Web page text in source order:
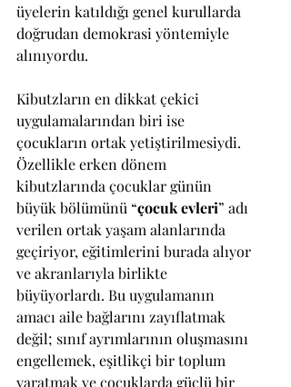
üyelerin katıldığı genel kurullarda
doğrudan demokrasi yöntemiyle
alınıyordu.
Kibutzların en dikkat çekici
uygulamalarından biri ise
çocukların ortak yetiştirilmesiydi.
Özellikle erken dönem
kibutzlarında çocuklar günün
büyük bölümünü “çocuk evleri” adı
verilen ortak yaşam alanlarında
geçiriyor, eğitimlerini burada alıyor
ve akranlarıyla birlikte
büyüyorlardı. Bu uygulamanın
amacı aile bağlarını zayıflatmak
değil; sınıf ayrımlarının oluşmasını
engellemek, eşitlikçi bir toplum
yaratmak ve çocuklarda güçlü bir